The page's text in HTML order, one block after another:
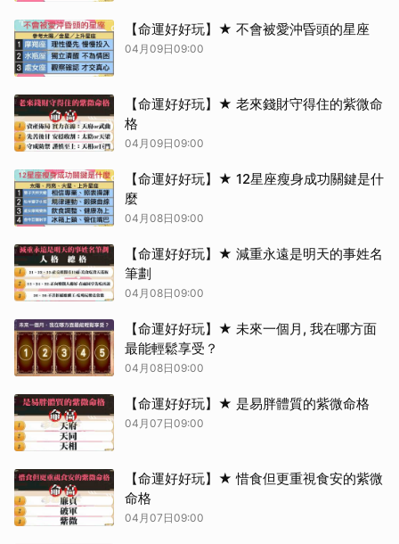
【命運好好玩】★ 不會被愛沖昏頭的星座
04月09日09:00
【命運好好玩】★ 老來錢財守得住的紫微命
格
04月09日09:00
【命運好好玩】★ 12星座瘦身成功關鍵是什
麼
04月08日09:00
【命運好好玩】★ 減重永遠是明天的事姓名
筆劃
04月08日09:00
【命運好好玩】★ 未來一個月, 我在哪方面
最能輕鬆享受？
04月08日09:00
【命運好好玩】★ 是易胖體質的紫微命格
04月07日09:00
【命運好好玩】★ 惜食但更重視食安的紫微
命格
04月07日09:00